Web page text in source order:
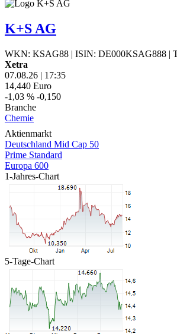
K+S AG
WKN: KSAG88 | ISIN: DE000KSAG888 |
Xetra
07.08.26 | 17:35
14,440 Euro
-1,03 % -0,150
Branche
Chemie
Aktienmarkt
Deutschland Mid Cap 50
Prime Standard
Europa 600
1-Jahres-Chart
5-Tage-Chart